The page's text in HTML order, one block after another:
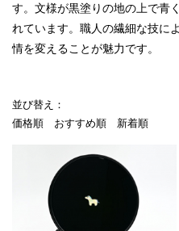
す。文様が黒塗りの地の上で青
れています。職人の繊細な技に
情を変えることが魅力です。
並び替え：
価格順
おすすめ順 新着順